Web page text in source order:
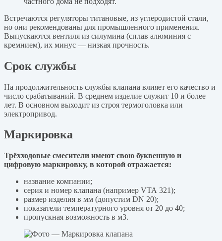
Встречаются регуляторы титановые, из углеродистой стали,
но они рекомендованы для промышленного применения.
Выпускаются вентиля из силумина (сплав алюминия с
кремнием), их минус — низкая прочность.
Срок службы
На продолжительность службы клапана влияет его качество и
число срабатываний. В среднем изделие служит 10 и более
лет. В основном выходит из строя термоголовка или
электропривод.
Маркировка
Трёхходовые смесители имеют свою буквенную и
цифровую маркировку, в которой отражается:
название компании;
серия и номер клапана (например VTA 321);
размер изделия в мм (допустим DN 20);
показатели температурного уровня от 20 до 40;
пропускная возможность в м3.